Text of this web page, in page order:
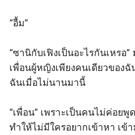
“อื้ม”
“ซานิกับเฟิงเป็นอะไรกันเหรอ
เพื่อนผู้หญิงเพียงคนเดียวของฉั
ฉันเมื่อไม่นานมานี้
“เพื่อน” เพราะเป็นคนไม่ค่อยพู
ทำให้ไม่มีใครอยากเข้าหา เข้า